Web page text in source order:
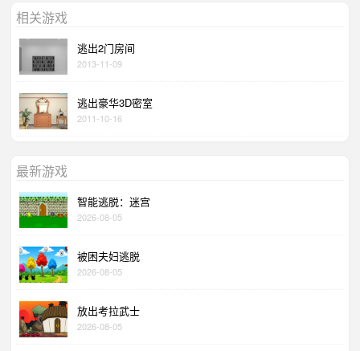
相关游戏
逃出2门房间
2013-11-09
逃出豪华3D密室
2011-10-16
最新游戏
智能逃脱：迷宫
2026-08-05
被困夫妇逃脱
2026-08-05
放出考拉武士
2026-08-05